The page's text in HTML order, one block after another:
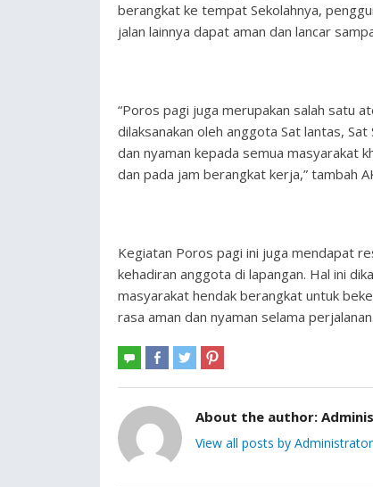
berangkat ke tempat Sekolahnya,
jalan lainnya dapat aman dan lancar
“Poros pagi juga merupakan salah satu
dilaksanakan oleh anggota Sat lantas,
dan nyaman kepada semua masyarakat
dan pada jam berangkat kerja,” tambah
Kegiatan Poros pagi ini juga mendapat
kehadiran anggota di lapangan. Hal ini
masyarakat hendak berangkat untuk
rasa aman dan nyaman selama perjalanan.
About the author:
View all posts by